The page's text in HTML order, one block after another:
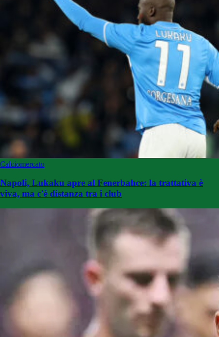
Calciomercato
Napoli, Lukaku apre al Fenerbahce: la trattativa è
viva, ma c'è distanza tra i club